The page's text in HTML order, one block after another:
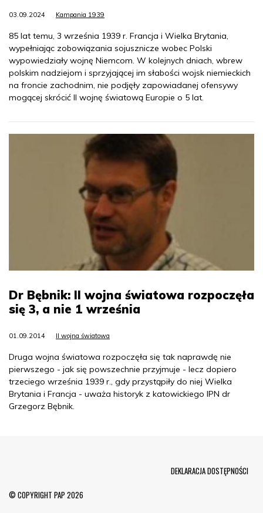
03.09.2024 Kampania 1939
85 lat temu, 3 września 1939 r. Francja i Wielka Brytania,
wypełniając zobowiązania sojusznicze wobec Polski
wypowiedziały wojnę Niemcom. W kolejnych dniach, wbrew
polskim nadziejom i sprzyjającej im słabości wojsk niemieckich
na froncie zachodnim, nie podjęły zapowiadanej ofensywy
mogącej skrócić II wojnę światową Europie o 5 lat.
Dr Bębnik: II wojna światowa rozpoczęła
się 3, a nie 1 września
01.09.2014 II wojna światowa
Druga wojna światowa rozpoczęła się tak naprawdę nie
pierwszego - jak się powszechnie przyjmuje - lecz dopiero
trzeciego września 1939 r., gdy przystąpiły do niej Wielka
Brytania i Francja - uważa historyk z katowickiego IPN dr
Grzegorz Bębnik.
© COPYRIGHT PAP 2026
DEKLARACJA DOSTĘPNOŚCI